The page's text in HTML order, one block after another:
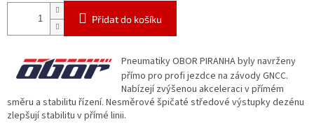
Přidat do košíku
Pneumatiky OBOR PIRANHA byly navrženy
přímo pro profi jezdce na závody GNCC.
Nabízejí zvýšenou akceleraci v přímém
směru a stabilitu řízení. Nesměrové špičaté středové výstupky dezénu
zlepšují stabilitu v přímé linii.